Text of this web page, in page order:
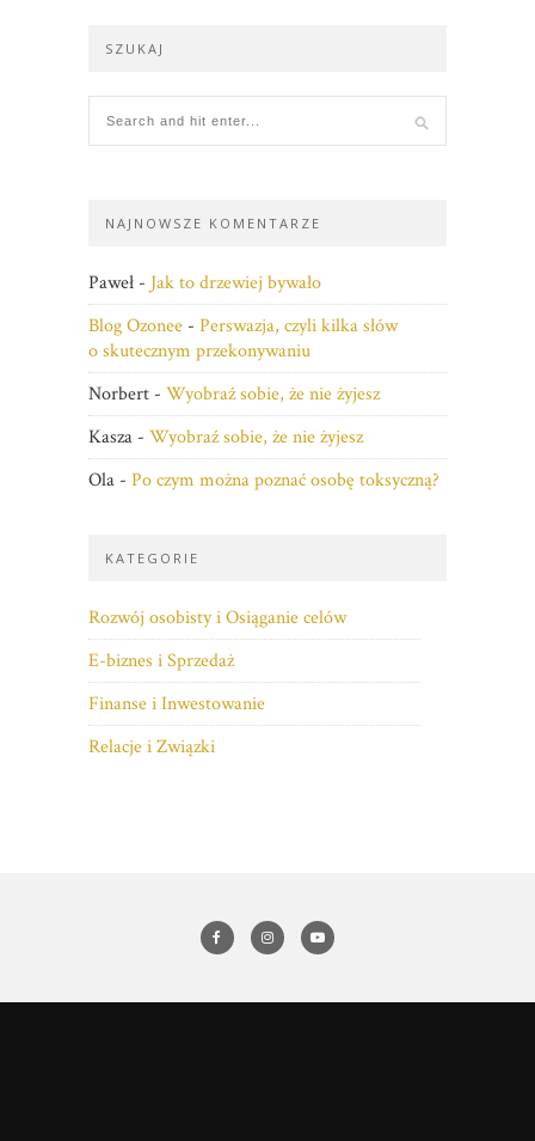
SZUKAJ
NAJNOWSZE KOMENTARZE
Paweł - Jak to drzewiej bywało
Blog Ozonee - Perswazja, czyli kilka słów
o skutecznym przekonywaniu
Norbert - Wyobraź sobie, że nie żyjesz
Kasza - Wyobraź sobie, że nie żyjesz
Ola - Po czym można poznać osobę toksyczną?
KATEGORIE
Rozwój osobisty i Osiąganie celów
E-biznes i Sprzedaż
Finanse i Inwestowanie
Relacje i Związki